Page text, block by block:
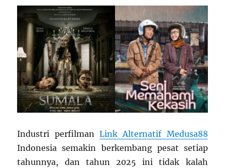
Industri perfilman Link Alternatif Medusa88
Indonesia semakin berkembang pesat setiap
tahunnya, dan tahun 2025 ini tidak kalah